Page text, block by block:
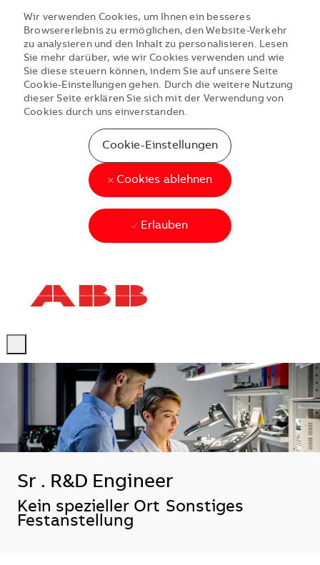
Wir verwenden Cookies, um Ihnen ein besseres
Browsererlebnis zu ermöglichen, den Website-Verkehr
zu analysieren und den Inhalt zu personalisieren. Lesen
Sie mehr darüber, wie wir Cookies verwenden und wie
Sie diese steuern können, indem Sie auf unsere Seite
Cookie-Einstellungen gehen. Durch die weitere Nutzung
dieser Seite erklären Sie sich mit der Verwendung von
Cookies durch uns einverstanden.
Cookie-Einstellungen
Cookies ablehnen
Erlauben
Sr . R&D Engineer
Standort
Kein spezieller Ort Sonstiges
Festanstellung